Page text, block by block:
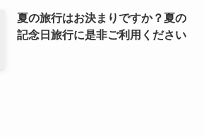
夏の旅行はお決まりですか？夏の
記念日旅行に是非ご利用ください